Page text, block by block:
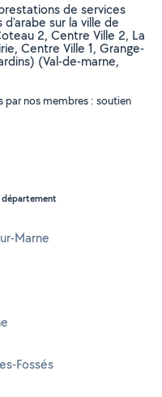
de services
sur la ville de
2, Centre Ville 2, La
Centre Ville 1, Grange-
(Val-de-marne,
par nos membres : soutien
département
Marne
Fossés